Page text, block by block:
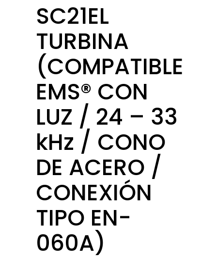
SC21EL
TURBINA
(COMPATIBLE
EMS® CON
LUZ / 24 – 33
kHz / CONO
DE ACERO /
CONEXIÓN
TIPO EN-
060A)